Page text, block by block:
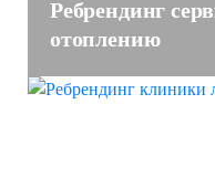
Ребрендинг
отоплению